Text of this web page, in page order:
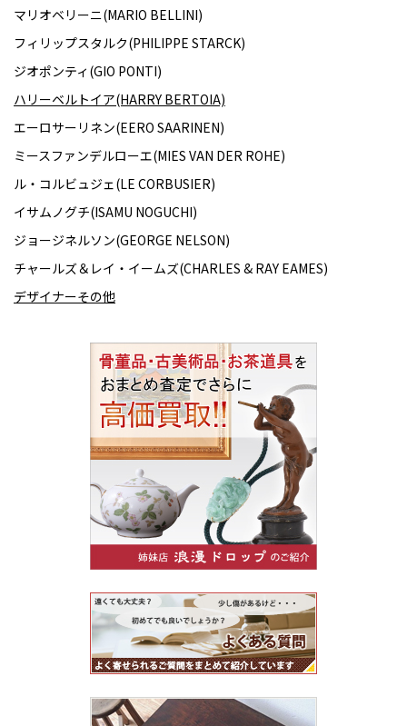
マリオベリーニ(MARIO BELLINI)
フィリップスタルク(PHILIPPE STARCK)
ジオポンティ(GIO PONTI)
ハリーベルトイア(HARRY BERTOIA)
エーロサーリネン(EERO SAARINEN)
ミースファンデルローエ(MIES VAN DER ROHE)
ル・コルビュジェ(LE CORBUSIER)
イサムノグチ(ISAMU NOGUCHI)
ジョージネルソン(GEORGE NELSON)
チャールズ＆レイ・イームズ(CHARLES & RAY EAMES)
デザイナーその他